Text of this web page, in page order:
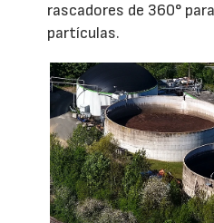
rascadores de 360°
partículas.